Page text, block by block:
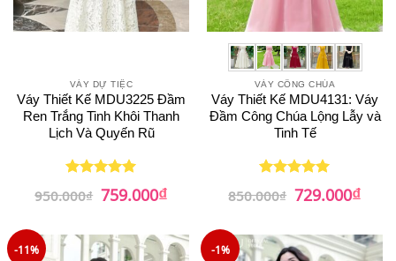
VÁY DỰ TIỆC
Váy Thiết Kế MDU3225 Đầm
Ren Trắng Tinh Khôi Thanh
Lịch Và Quyến Rũ
Được xếp
hạng
55
950.000₫ Giá
gốc
759.000₫Giá
hiện
759.000₫.
VÁY CÔNG CHÚA
Váy Thiết Kế MDU4131: Váy
Đầm Công Chúa Lộng Lẫy và
Tinh Tế
Được xếp
hạng
55
850.000₫ Giá
gốc
729.000₫Giá
hiện
-11% -1%